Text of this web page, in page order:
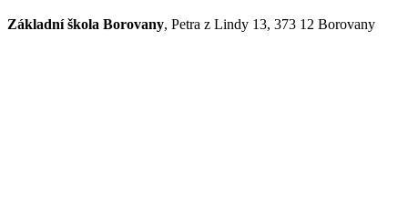
Základní škola Borovany, Petra z Lindy 13, 373 12 Borovany